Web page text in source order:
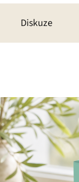
Diskuze